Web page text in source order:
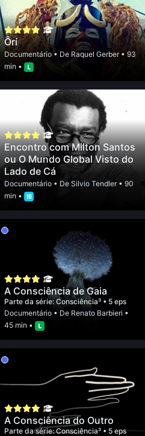
Ôrí
Documentário• De Raquel Gerber• 93
min •
Encontro com Milton Santos
ou O Mundo Global Visto do
Lado de Cá
Documentário• De Silvio Tendler• 90
min •
A Consciência de Gaia
Parte da série: Consciência³ • 5 eps
Documentário• De Renato Barbieri •
45 min •
A Consciência do Outro
Parte da série:Consciência³ • 5 eps